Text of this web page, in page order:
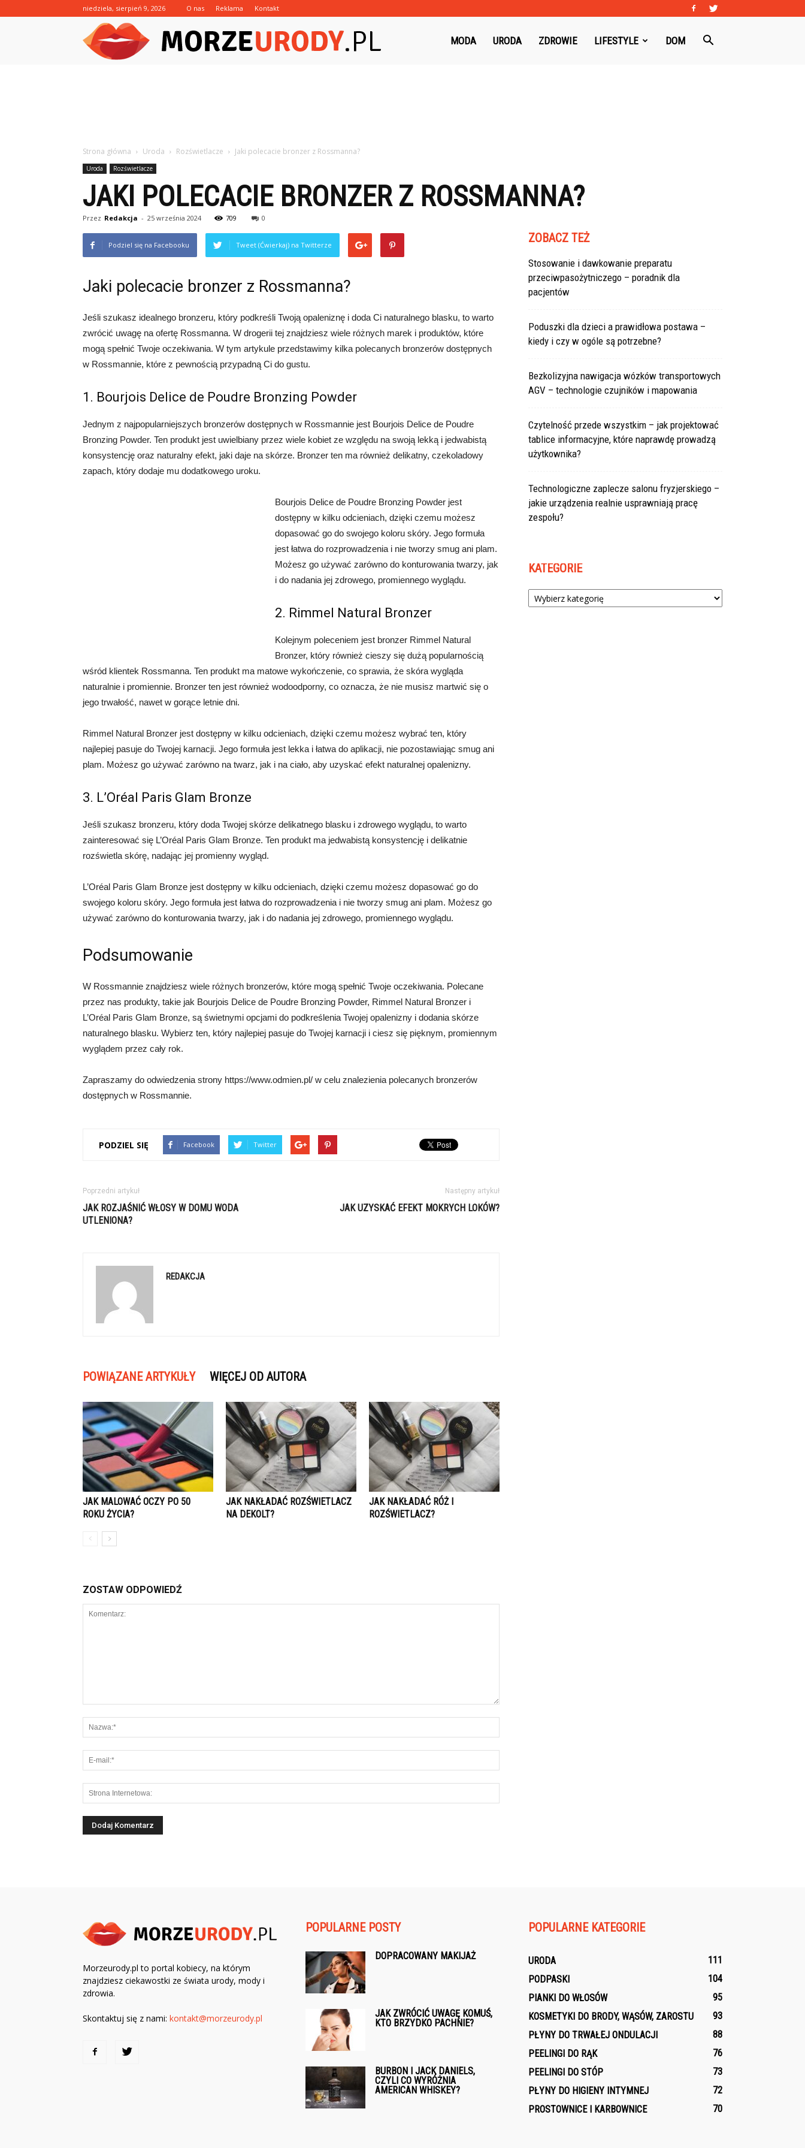
niedziela, sierpień 9, 2026 O nas Reklama Kontakt
MODA URODA ZDROWIE LIFESTYLE DOM
Strona główna Uroda Rozświetlacze Jaki polecacie bronzer z Rossmanna?
Uroda Rozświetlacze
JAKI POLECACIE BRONZER Z ROSSMANNA?
Przez Redakcja - 25 września 2024 709 0
Podziel się na Facebooku Tweet (Ćwierkaj) na Twitterze
Jaki polecacie bronzer z Rossmanna?
Jeśli szukasz idealnego bronzeru, który podkreśli Twoją opaleniznę i doda Ci naturalnego blasku, to warto
zwrócić uwagę na ofertę Rossmanna. W drogerii tej znajdziesz wiele różnych marek i produktów, które
mogą spełnić Twoje oczekiwania. W tym artykule przedstawimy kilka polecanych bronzerów dostępnych
w Rossmannie, które z pewnością przypadną Ci do gustu.
1. Bourjois Delice de Poudre Bronzing Powder
Jednym z najpopularniejszych bronzerów dostępnych w Rossmannie jest Bourjois Delice de Poudre
Bronzing Powder. Ten produkt jest uwielbiany przez wiele kobiet ze względu na swoją lekką i jedwabistą
konsystencję oraz naturalny efekt, jaki daje na skórze. Bronzer ten ma również delikatny, czekoladowy
zapach, który dodaje mu dodatkowego uroku.
Bourjois Delice de Poudre Bronzing Powder jest
dostępny w kilku odcieniach, dzięki czemu możesz
dopasować go do swojego koloru skóry. Jego formuła
jest łatwa do rozprowadzenia i nie tworzy smug ani plam.
Możesz go używać zarówno do konturowania twarzy, jak
i do nadania jej zdrowego, promiennego wyglądu.
2. Rimmel Natural Bronzer
Kolejnym poleceniem jest bronzer Rimmel Natural
Bronzer, który również cieszy się dużą popularnością
wśród klientek Rossmanna. Ten produkt ma matowe wykończenie, co sprawia, że skóra wygląda
naturalnie i promiennie. Bronzer ten jest również wodoodporny, co oznacza, że nie musisz martwić się o
jego trwałość, nawet w gorące letnie dni.
Rimmel Natural Bronzer jest dostępny w kilku odcieniach, dzięki czemu możesz wybrać ten, który
najlepiej pasuje do Twojej karnacji. Jego formuła jest lekka i łatwa do aplikacji, nie pozostawiając smug ani
plam. Możesz go używać zarówno na twarz, jak i na ciało, aby uzyskać efekt naturalnej opalenizny.
3. L’Oréal Paris Glam Bronze
Jeśli szukasz bronzeru, który doda Twojej skórze delikatnego blasku i zdrowego wyglądu, to warto
zainteresować się L’Oréal Paris Glam Bronze. Ten produkt ma jedwabistą konsystencję i delikatnie
rozświetla skórę, nadając jej promienny wygląd.
L’Oréal Paris Glam Bronze jest dostępny w kilku odcieniach, dzięki czemu możesz dopasować go do
swojego koloru skóry. Jego formuła jest łatwa do rozprowadzenia i nie tworzy smug ani plam. Możesz go
używać zarówno do konturowania twarzy, jak i do nadania jej zdrowego, promiennego wyglądu.
Podsumowanie
W Rossmannie znajdziesz wiele różnych bronzerów, które mogą spełnić Twoje oczekiwania. Polecane
przez nas produkty, takie jak Bourjois Delice de Poudre Bronzing Powder, Rimmel Natural Bronzer i
L’Oréal Paris Glam Bronze, są świetnymi opcjami do podkreślenia Twojej opalenizny i dodania skórze
naturalnego blasku. Wybierz ten, który najlepiej pasuje do Twojej karnacji i ciesz się pięknym, promiennym
wyglądem przez cały rok.
Zapraszamy do odwiedzenia strony https://www.odmien.pl/ w celu znalezienia polecanych bronzerów
dostępnych w Rossmannie.
PODZIEL SIĘ Facebook Twitter
Poprzedni artykuł
JAK ROZJAŚNIĆ WŁOSY W DOMU WODA
UTLENIONA?
Następny artykuł
JAK UZYSKAĆ EFEKT MOKRYCH LOKÓW?
REDAKCJA
POWIĄZANE ARTYKUŁY WIĘCEJ OD AUTORA
JAK MALOWAĆ OCZY PO 50
ROKU ŻYCIA?
JAK NAKŁADAĆ ROZŚWIETLACZ
NA DEKOLT?
JAK NAKŁADAĆ RÓŻ I
ROZŚWIETLACZ?
ZOSTAW ODPOWIEDŹ
ZOBACZ TEŻ
Stosowanie i dawkowanie preparatu
przeciwpasożytniczego – poradnik dla
pacjentów
Poduszki dla dzieci a prawidłowa postawa –
kiedy i czy w ogóle są potrzebne?
Bezkolizyjna nawigacja wózków transportowych
AGV – technologie czujników i mapowania
Czytelność przede wszystkim – jak projektować
tablice informacyjne, które naprawdę prowadzą
użytkownika?
Technologiczne zaplecze salonu fryzjerskiego –
jakie urządzenia realnie usprawniają pracę
zespołu?
KATEGORIE
Kategorie
Morzeurody.pl to portal kobiecy, na którym
znajdziesz ciekawostki ze świata urody, mody i
zdrowia.
Skontaktuj się z nami: kontakt@morzeurody.pl
POPULARNE POSTY
DOPRACOWANY MAKIJAŻ
JAK ZWRÓCIĆ UWAGĘ KOMUŚ,
KTO BRZYDKO PACHNIE?
BURBON I JACK DANIELS,
CZYLI CO WYRÓŻNIA
AMERICAN WHISKEY?
POPULARNE KATEGORIE
URODA
111
PODPASKI
104
PIANKI DO WŁOSÓW
95
KOSMETYKI DO BRODY, WĄSÓW, ZAROSTU
93
PŁYNY DO TRWAŁEJ ONDULACJI
88
PEELINGI DO RĄK
76
PEELINGI DO STÓP
73
PŁYNY DO HIGIENY INTYMNEJ
72
PROSTOWNICE I KARBOWNICE
70